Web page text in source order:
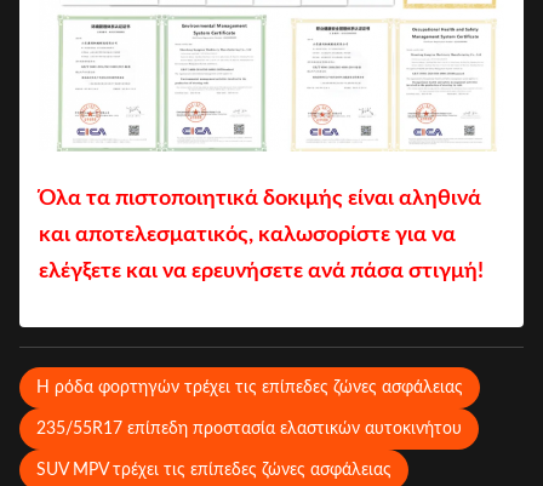
Όλα τα πιστοποιητικά δοκιμής είναι αληθινά
και αποτελεσματικός, καλωσορίστε για να
ελέγξετε και να ερευνήσετε ανά πάσα στιγμή!
Η ρόδα φορτηγών τρέχει τις επίπεδες ζώνες ασφάλειας
235/55R17 επίπεδη προστασία ελαστικών αυτοκινήτου
SUV MPV τρέχει τις επίπεδες ζώνες ασφάλειας